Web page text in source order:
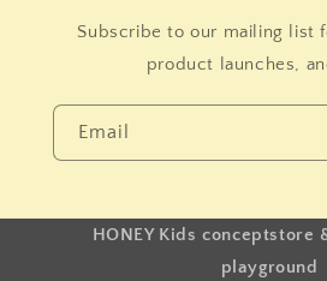
Subscribe to our mailing list
product launches,
Email
HONEY Kids conceptstore
playground